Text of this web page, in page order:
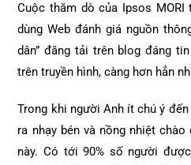
Cuộc thăm dò của Ipsos
dùng Web đánh giá nguồn
dân” đăng tải trên blog đáng
trên truyền hình, càng hơn hẳn
Trong khi người Anh ít chú ý
ra nhạy bén và nồng nhiệt
này. Có tới 90% số người